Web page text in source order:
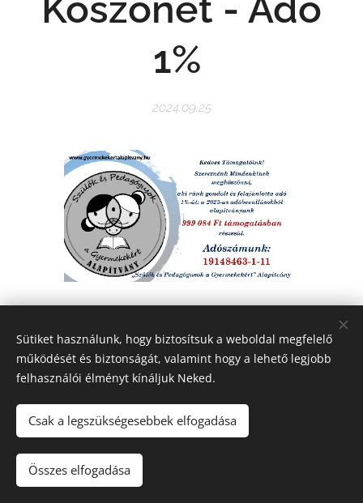
1%
2024.09.25
© 2020. "Szülők és Pedagógusok a Gyermekekért" Alapítvány.
Az oldalt a
Sütiket használunk, hogy biztosítsuk a weboldal megfelelő
működését és biztonságát, valamint hogy a lehető legjobb
felhasználói élményt kínáljuk Neked.
Csak a legszükségesebbek elfogadása
Összes elfogadása